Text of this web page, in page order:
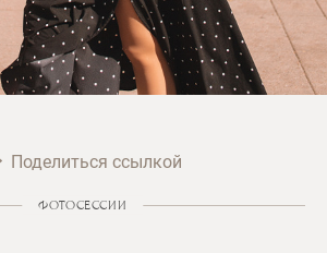
Поделиться ссылкой
ФОТОСЕССИИ